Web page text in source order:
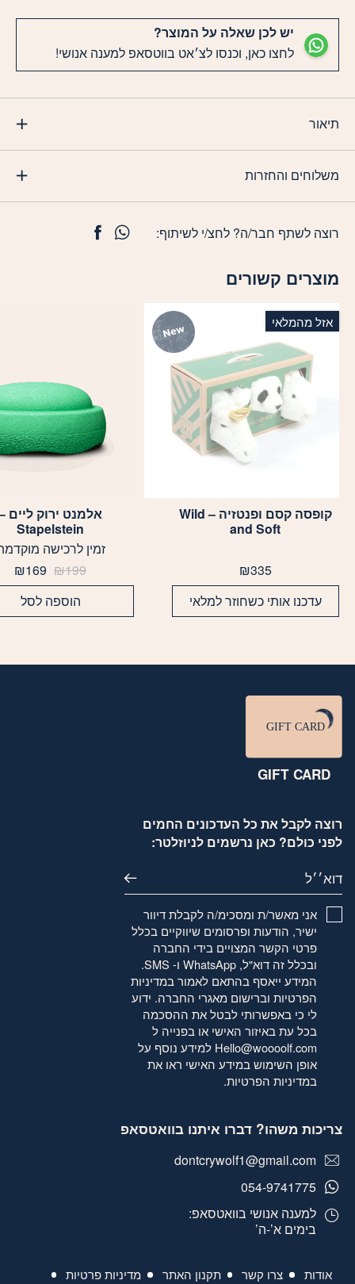
יש לכן שאלה על המוצר?
לחצו כאן, וכנסו לצ׳אט בווטסאפ למענה אנושי!
תיאור
משלוחים והחזרות
רוצה לשתף חבר/ה? לחצ/י לשיתוף:
מוצרים קשורים
אזל מהמלאי
קופסה קסם ופנטזיה – Wild
and Soft
₪335
עדכנו אותי כשחוזר למלאי
אלמנט ירוק ליים
Stapelstein
זמין לרכישה
₪199
המחיר
המקורי
היה:
₪199.
₪169
הוספה לסל
רוצה לקבל את כל העדכונים החמים
לפני כולם? כאן נרשמים לניוזלטר:
דוא׳׳ל
אני מאשר/ת ומסכימ/ה לקבלת דיוור
ישיר, הודעות ופרסומים שיווקיים בכלל
פרטי הקשר המצויים בידי החברה
ובכלל זה דוא"ל, WhatsApp ו- SMS.
המידע ייאסף בהתאם לאמורבמדיניות
הפרטיותוברישום מאגרי החברה. ידוע
לי כי באפשרותי לבטל את ההסכמה
בכל עת באיזור האישי או בפנייה ל
Hello@woooolf.com למידע נוסף על
אופן השימוש במידע האישי ראו את
במדיניות הפרטיות.
אודות צרו קשר תקנון האתר מדיניות פרטיות
צריכות משהו? דברו איתנו בוואטסאפ
dontcrywolf1@gmail.com
054-9741775
למענה אנושי בוואטסאפ:
בימים א’-ה’
GIFT CARD